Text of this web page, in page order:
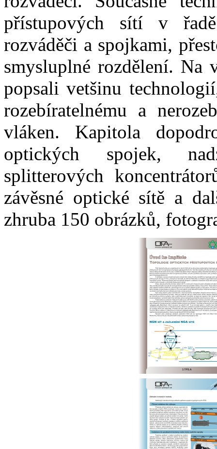
přístupových sítí v
rozváděči a spojkami,
smysluplné rozdělení. Na
popsali vetšinu
rozebíratelnému a
vláken. Kapitola
optických spojek,
splitterových
závěsné optické sítě a
zhruba 150 obrázků,